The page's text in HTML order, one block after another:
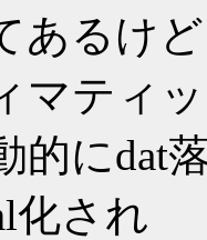
あるけ
マティ
的にdat
化され